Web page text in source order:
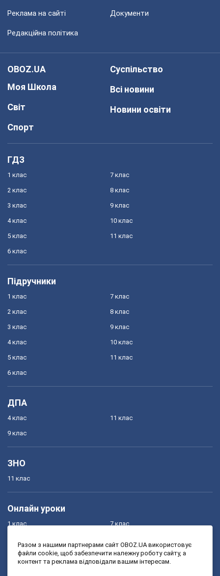
Реклама на сайті Документи
Редакційна політика
OBOZ.UA
Моя Школа
Світ
Спорт
Суспільство
Всі новини
Новини освіти
ГДЗ
1 клас
2 клас
3 клас
4 клас
5 клас
6 клас
7 клас
8 клас
9 клас
10 клас
11 клас
Підручники
1 клас
2 клас
3 клас
4 клас
5 клас
6 клас
7 клас
8 клас
9 клас
10 клас
11 клас
ДПА
4 клас
9 клас
11 клас
ЗНО
11 клас
Онлайн уроки
1 клас
3 клас
7 клас
9 клас
Разом з нашими партнерами сайт OBOZ.UA використовує
файли cookie, щоб забезпечити належну роботу сайту, а
контент та реклама відповідали вашим інтересам.